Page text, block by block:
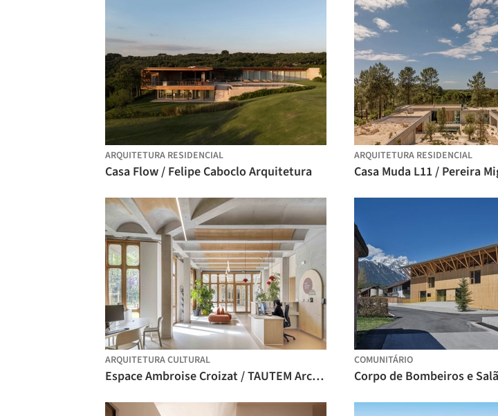
ARQUITETURA RESIDENCIAL
Casa Flow / Felipe Caboclo Arquitetura
ARQUITETURA RESIDENCIAL
ARQUITETURA CULTURAL
Espace Ambroise Croizat / TAUTEM Architecture
COMUNITÁRIO